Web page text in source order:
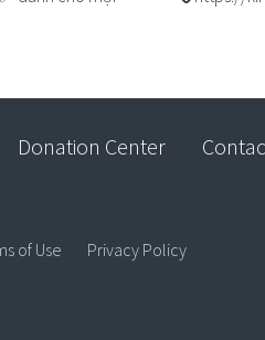
Donation Center
of Use Privacy Policy